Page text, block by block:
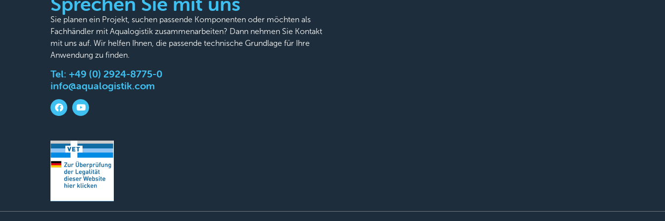
Sie planen ein Projekt, suchen passende Komponenten oder möchten als
Fachhändler mit Aqualogistik zusammenarbeiten? Dann nehmen Sie Kontakt
mit uns auf. Wir helfen Ihnen, die passende technische Grundlage für Ihre
Anwendung zu finden.
Tel: +49 (0) 2924-8775-0
info@aqualogistik.com